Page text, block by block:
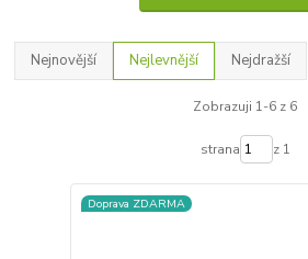
Nejnovější Nejlevnější Nejdražší
Zobrazuji 1-6 z 6
strana z 1
Doprava ZDARMA